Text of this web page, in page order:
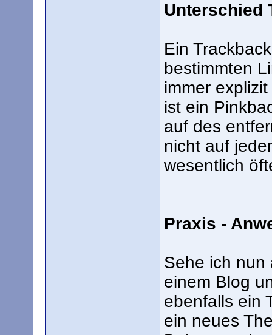
Unterschied
Ein
bestimmten
immer
ist ein
auf des
nicht auf
wesentlich
Praxis -
Sehe ich nun
einem Blog
ebenfalls ein
ein neues